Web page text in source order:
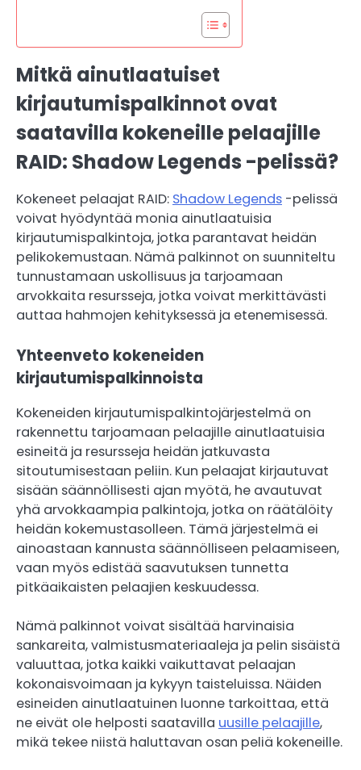
Mitkä ainutlaatuiset
kirjautumispalkinnot ovat
saatavilla kokeneille pelaajille
RAID: Shadow Legends -pelissä?
Kokeneet pelaajat RAID: Shadow Legends -pelissä
voivat hyödyntää monia ainutlaatuisia
kirjautumispalkintoja, jotka parantavat heidän
pelikokemustaan. Nämä palkinnot on suunniteltu
tunnustamaan uskollisuus ja tarjoamaan
arvokkaita resursseja, jotka voivat merkittävästi
auttaa hahmojen kehityksessä ja etenemisessä.
Yhteenveto kokeneiden
kirjautumispalkinnoista
Kokeneiden kirjautumispalkintojärjestelmä on
rakennettu tarjoamaan pelaajille ainutlaatuisia
esineitä ja resursseja heidän jatkuvasta
sitoutumisestaan peliin. Kun pelaajat kirjautuvat
sisään säännöllisesti ajan myötä, he avautuvat
yhä arvokkaampia palkintoja, jotka on räätälöity
heidän kokemustasolleen. Tämä järjestelmä ei
ainoastaan kannusta säännölliseen pelaamiseen,
vaan myös edistää saavutuksen tunnetta
pitkäaikaisten pelaajien keskuudessa.
Nämä palkinnot voivat sisältää harvinaisia
sankareita, valmistusmateriaaleja ja pelin sisäistä
valuuttaa, jotka kaikki vaikuttavat pelaajan
kokonaisvoimaan ja kykyyn taisteluissa. Näiden
esineiden ainutlaatuinen luonne tarkoittaa, että
ne eivät ole helposti saatavilla uusille pelaajille,
mikä tekee niistä haluttavan osan peliä kokeneille.